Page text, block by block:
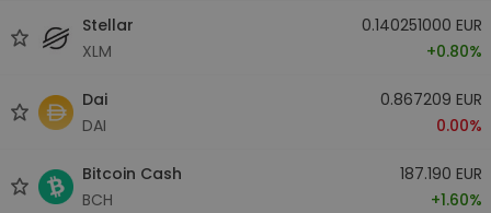
Stellar
XLM
0.140251000 EUR
+0.80%
Dai
DAI
0.867209 EUR
0.00%
Bitcoin Cash
BCH
187.190 EUR
+1.60%